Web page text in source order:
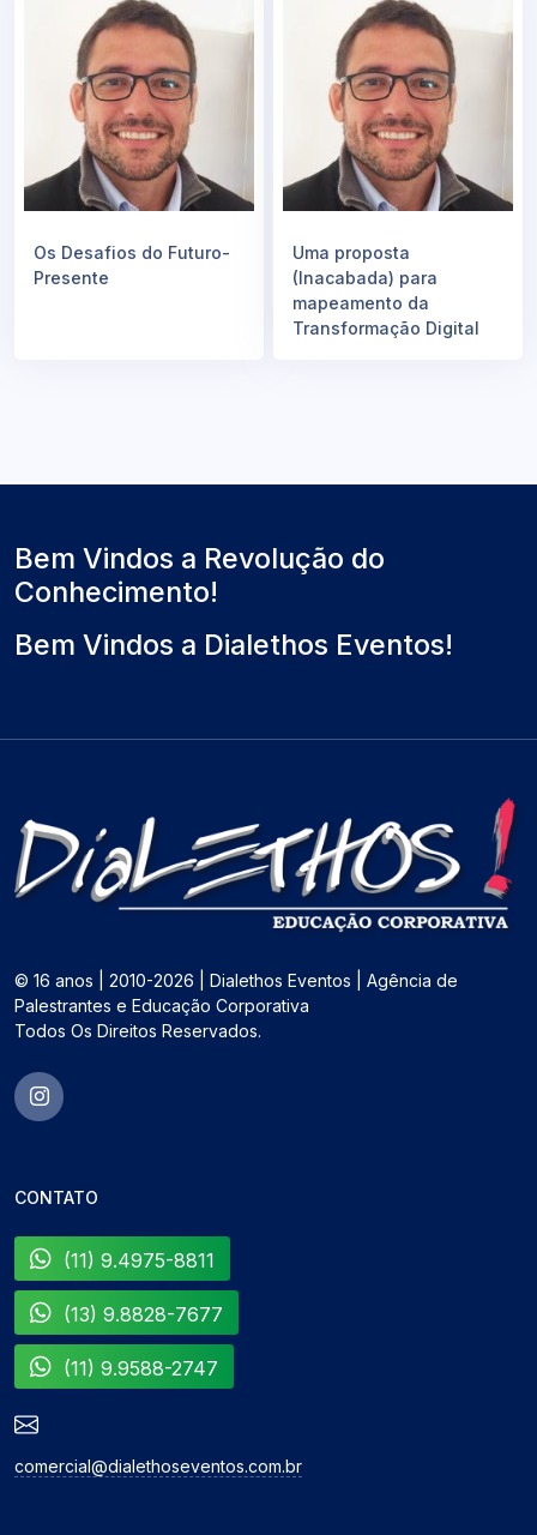
Os Desafios do Futuro-
Presente
Uma proposta
(Inacabada) para
mapeamento da
Transformação Digital
Bem Vindos a Revolução do
Conhecimento!
Bem Vindos a Dialethos Eventos!
© 16 anos | 2010-2026 | Dialethos Eventos | Agência de
Palestrantes e Educação Corporativa
Todos Os Direitos Reservados.
CONTATO
(11) 9.4975-8811
(13) 9.8828-7677
(11) 9.9588-2747
comercial@dialethoseventos.com.br